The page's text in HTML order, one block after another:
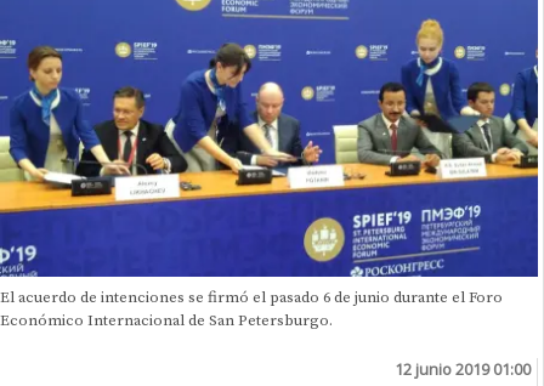
El acuerdo de intenciones se firmó el pasado 6 de junio durante el Foro
Económico Internacional de San Petersburgo.
12 junio 2019 01:00